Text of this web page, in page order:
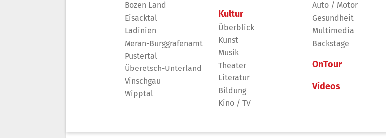
Bozen Land
Eisacktal
Ladinien
Meran-Burggrafenamt
Pustertal
Überetsch-Unterland
Vinschgau
Wipptal
Kultur
Überblick
Kunst
Musik
Theater
Literatur
Bildung
Kino / TV
Auto / Motor
Gesundheit
Multimedia
Backstage
OnTour
Videos